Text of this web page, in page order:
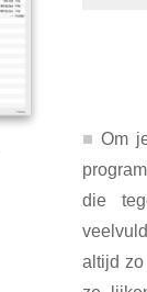
Om
die
altijd zo